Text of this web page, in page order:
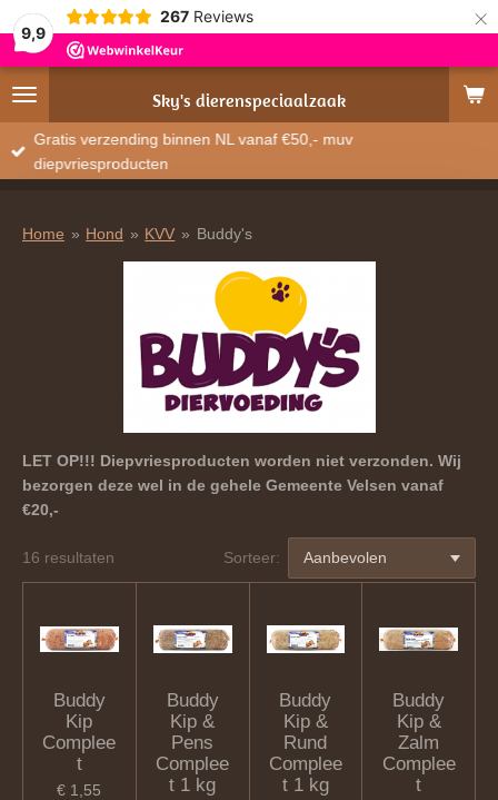
9,9
267 Reviews ×
Sky's dierenspeciaalzaak
Gratis verzending binnen NL vanaf €50,- muv
diepvriesproducten
Home » Hond » KVV » Buddy's
LET OP!!! Diepvriesproducten worden niet verzonden. Wij
bezorgen deze wel in de gehele Gemeente Velsen vanaf
€20,-
16 resultaten Sorteer:
Buddy
Kip
Complee
t
€ 1,55
Buddy
Kip &
Pens
Complee
t 1 kg
Buddy
Kip &
Rund
Complee
t 1 kg
Buddy
Kip &
Zalm
Complee
t